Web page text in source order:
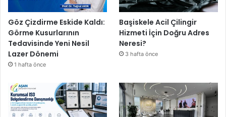
Göz Çizdirme Eskide Kaldı:
Görme Kusurlarının
Tedavisinde Yeni Nesil
Lazer Dönemi
1 hafta önce
Başiskele Acil Çilingir
Hizmeti İçin Doğru Adres
Neresi?
3 hafta önce